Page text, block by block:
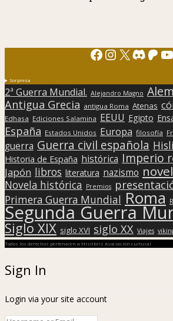
Facebook
Instagram
X
Sorpresa
2ª Guerra Mundial. Alejandro Magno
Antigua Grecia antigua Roma Atenas
Edhasa Ediciones Salamina EEUU Egipto
España Estados Unidos Europa filosofía
guerra Guerra civil española
Historia de España histórica Imperio
Japón libros literatura nazismo
Novela histórica Premios
Primera Guerra Mundial Roma
Segunda Guerra
Siglo XIX siglo XVI siglo XX Viajes
Todos los derechos pertenecen a Hislibris Asociación cultural
Sign In
Login via your site account